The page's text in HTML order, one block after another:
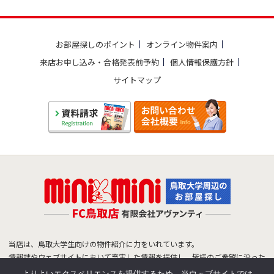
お部屋探しのポイント
オンライン物件案内
来店お申し込み・合格発表前予約
個人情報保護方針
サイトマップ
当店は、鳥取大学生向けの物件紹介に力をいれています。
情報誌やウェブサイトにおいて充実した情報を提供し、皆様のご希望に沿った
物件をご紹介できるよう努めています。